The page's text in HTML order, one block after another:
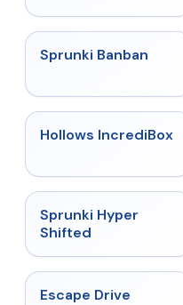
★
Sprunki Banban
★ 4.3
Hollows IncrediBox
★
Sprunki Hyper
Shifted
Escape Drive